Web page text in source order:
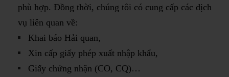
phù hợp. Đồng thời, chúng tôi có cung cấp các dịch
vụ liên quan về:
Khai báo Hải quan,
Xin cấp giấy phép xuất nhập khẩu,
Giấy chứng nhận (CO, CQ)…